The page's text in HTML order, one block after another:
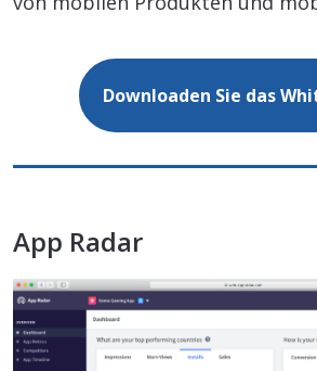
Downloaden Sie das
App Radar